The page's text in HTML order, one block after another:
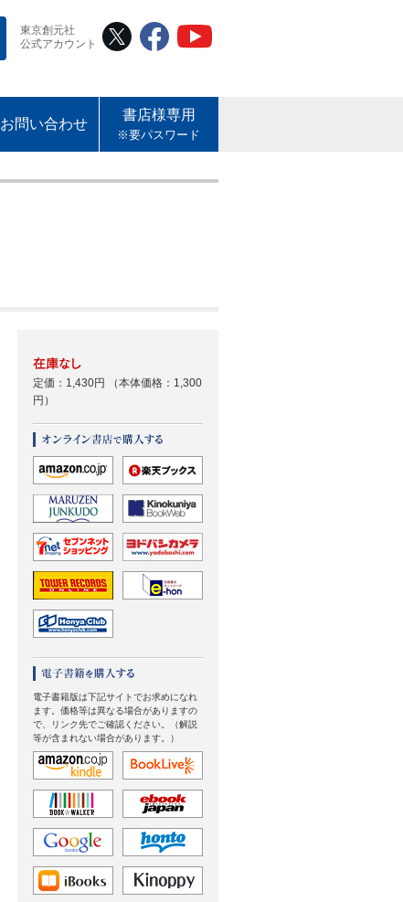
東京創元社
公式アカウント
お問い合わせ
書店様専用
※要パスワード
定価：1,430円
（本体価格：1,300
円）
電子書籍版は下記サイトでお求めになれ
ます。価格等は異なる場合がありますの
で、リンク先でご確認ください。（解説
等が含まれない場合があります。）